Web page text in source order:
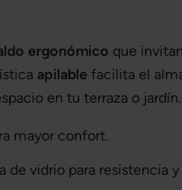
ergonómico que
apilable facilita el
en tu terraza o jardín.
mayor confort.
de vidrio para resistencia